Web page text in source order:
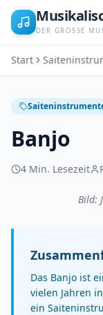
DER GROSSE
Start
Banjo
4 Min. Lesezeit
Bild:
Das Banjo ist
vielen Jahren
ein